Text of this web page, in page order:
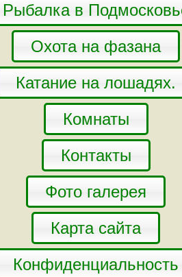
Рыбалка в
Охота на фазана
Катание на лошадях.
Комнаты
Контакты
Фото галерея
Карта сайта
Конфиденциальность